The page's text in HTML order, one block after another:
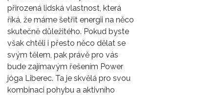
přirozená lidská vlastnost, která
říká, že máme šetřit energii na něco
skutečně důležitého. Pokud byste
však chtěli i přesto něco dělat se
svým tělem, pak právě pro vás
bude zajímavým řešením Power
jóga Liberec. Ta je skvělá pro svou
kombinaci pohybu a aktivního